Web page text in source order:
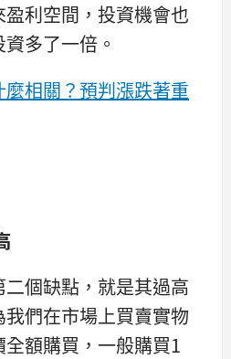
利空間，投資機會也
多了一倍。
相關？預判漲跌著重
個缺點，就是其過高
們在市場上買賣實物
額購買，一般購買1